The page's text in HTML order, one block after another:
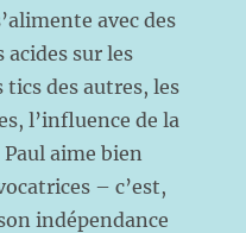
avec des
sur les
tics des autres, les
l’influence de la
aime bien
– c’est,
indépendance